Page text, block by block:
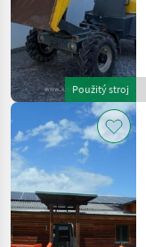
Použitý stroj